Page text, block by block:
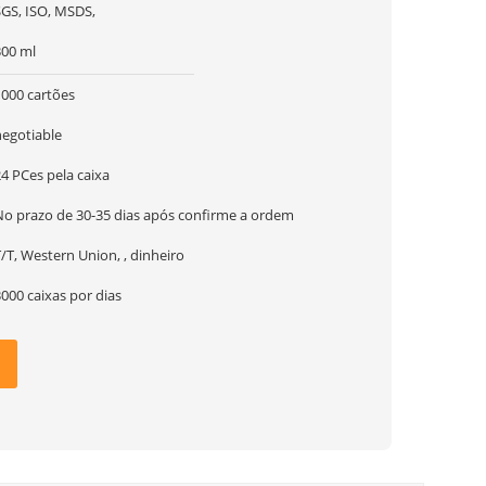
ISO, MSDS,
ml
cartões
PCes pela caixa
prazo de 30-35 dias após confirme a ordem
T, Western Union, , dinheiro
caixas por dias